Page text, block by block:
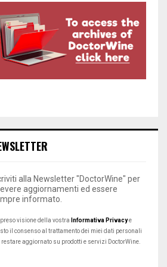
alla Newsletter "DoctorWine" per
aggiornamenti ed essere
informato.
preso visione della vostra Informativa Privacye
il consenso al trattamento dei miei dati personali
restare aggiornato su prodotti e servizi DoctorWine.